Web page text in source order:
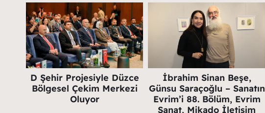
D Şehir Projesiyle Düzce
Bölgesel Çekim Merkezi
Oluyor
İbrahim Sinan Beşe,
Günsu Saraçoğlu – Sanatın
Evrim’i 88. Bölüm, Evrim
Sanat, Mikado İletişim